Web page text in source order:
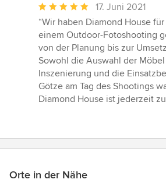
Durchschnittliche
Bewertung:
5
von
5
Sternen
17. Juni 2021
“Wir haben Diamond House
einem Outdoor-Fotoshooting
von der Planung bis zur
Sowohl die Auswahl der
Inszenierung und die
Götze am Tag des Shootings
Diamond House ist jederzeit
Orte in der Nähe